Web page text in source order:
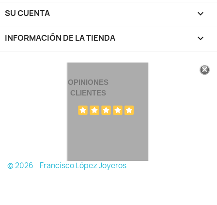
SU CUENTA 
INFORMACIÓN DE LA TIENDA keyboard_arrow_down
OPINIONES
CLIENTES
© 2026 - Francisco López Joyeros